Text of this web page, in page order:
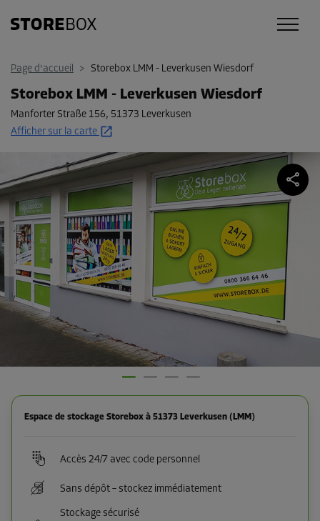
Page d'accueil > Storebox LMM - Leverkusen Wiesdorf
Storebox LMM - Leverkusen Wiesdorf
Manforter Straße 156, 51373 Leverkusen
Afficher sur la carte
Espace de stockage Storebox à 51373 Leverkusen (LMM)
Accès 24/7 avec code personnel
Sans dépôt – stockez immédiatement
Stockage sécurisé